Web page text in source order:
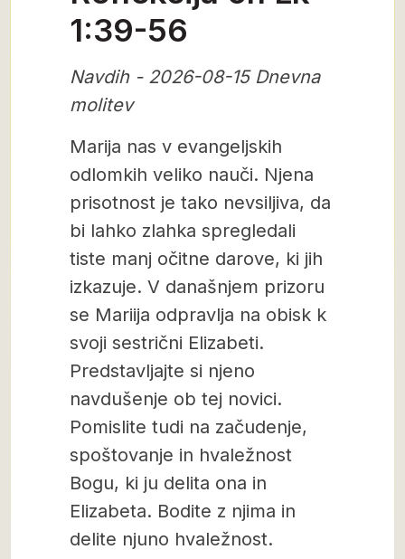
1:39-56
Navdih - 2026-08-15 Dnevna
molitev
Marija nas v evangeljskih
odlomkih veliko nauči. Njena
prisotnost je tako nevsiljiva, da
bi lahko zlahka spregledali
tiste manj očitne darove, ki jih
izkazuje. V današnjem prizoru
se Mariija odpravlja na obisk k
svoji sestrični Elizabeti.
Predstavljajte si njeno
navdušenje ob tej novici.
Pomislite tudi na začudenje,
spoštovanje in hvaležnost
Bogu, ki ju delita ona in
Elizabeta. Bodite z njima in
delite njuno hvaležnost.